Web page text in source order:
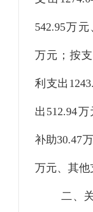
542.95万
万元；按
利支出
出512.94
补助30.47
万元、其他
二、